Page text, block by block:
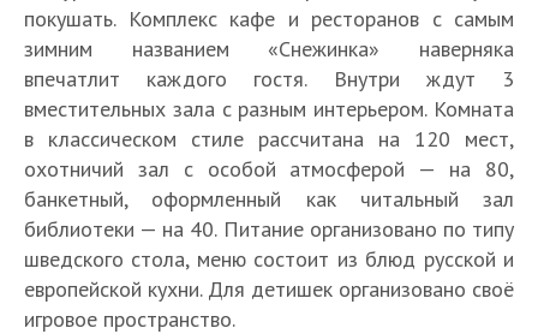
покушать. Комплекс кафе и ресторанов с самым
зимним названием «Снежинка» наверняка
впечатлит каждого гостя. Внутри ждут 3
вместительных зала с разным интерьером. Комната
в классическом стиле рассчитана на 120 мест,
охотничий зал с особой атмосферой — на 80,
банкетный, оформленный как читальный зал
библиотеки — на 40. Питание организовано по типу
шведского стола, меню состоит из блюд русской и
европейской кухни. Для детишек организовано своё
игровое пространство.